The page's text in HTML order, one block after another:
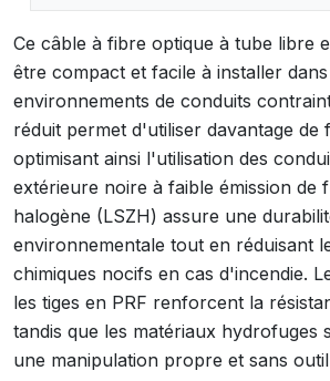
Ce câble à fibre optique à tube libre
être compact et facile à installer
environnements de conduits
réduit permet d'utiliser davantage de
optimisant ainsi l'utilisation des
extérieure noire à faible émission de
halogène (LSZH) assure une
environnementale tout en réduisant
chimiques nocifs en cas d'incendie.
les tiges en PRF renforcent la
tandis que les matériaux hydrofuges
une manipulation propre et sans